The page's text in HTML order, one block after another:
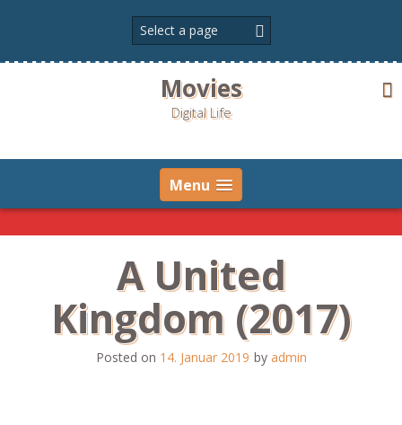
Movies
Digital Life
Menu
A United
Kingdom (2017)
Posted on 14. Januar 2019 by admin